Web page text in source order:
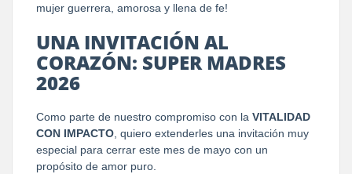
mujer guerrera, amorosa y llena de fe!
UNA INVITACIÓN AL
CORAZÓN: SUPER MADRES
2026
Como parte de nuestro compromiso con la VITALIDAD
CON IMPACTO, quiero extenderles una invitación muy
especial para cerrar este mes de mayo con un
propósito de amor puro.